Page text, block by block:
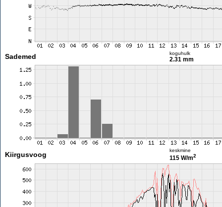
Sademed koguhulk
2.31 mm
Kiirgusvoog
keskmine
115 W/m2